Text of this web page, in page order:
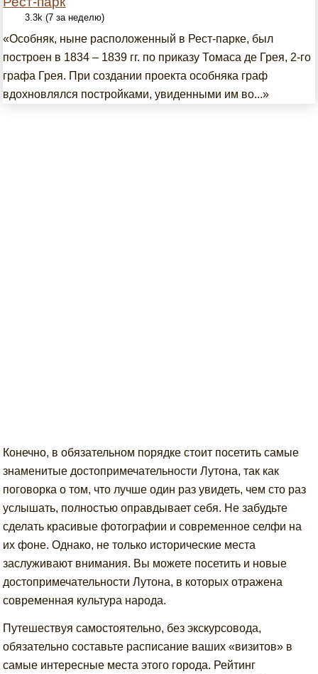
3.3k (7 за неделю)
«Особняк, ныне расположенный в Рест-парке, был
построен в 1834 – 1839 гг. по приказу Томаса де Грея, 2-го
графа Грея. При создании проекта особняка граф
вдохновлялся постройками, увиденными им во...»
Конечно, в обязательном порядке стоит посетить самые
знаменитые достопримечательности Лутона, так как
поговорка о том, что лучше один раз увидеть, чем сто раз
услышать, полностью оправдывает себя. Не забудьте
сделать красивые фотографии и современное селфи на
их фоне. Однако, не только исторические места
заслуживают внимания. Вы можете посетить и новые
достопримечательности Лутона, в которых отражена
современная культура народа.
Путешествуя самостоятельно, без экскурсовода,
обязательно составьте расписание ваших «визитов» в
самые интересные места этого города. Рейтинг